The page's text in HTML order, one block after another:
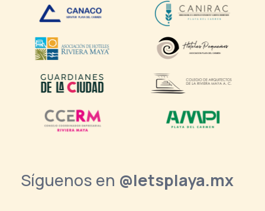
Síguenos en @letsplaya.mx